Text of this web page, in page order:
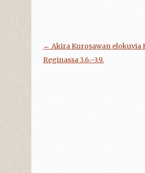
Artikkelien
selaus
← Akira Kurosawan elokuvia
Reginassa 3.6.–3.9.